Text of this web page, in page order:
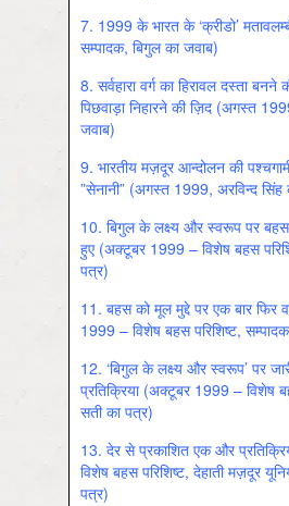
7. 1999 के भारत के ‘क्रीडो’
सम्पादक, बिगुल का जवाब)
8. सर्वहारा वर्ग का हिरावल दस्ता
पिछवाड़ा निहारने की ज़िद (अगस्त
जवाब)
9. भारतीय मज़दूर आन्दोलन की
”सेनानी” (अगस्त 1999, अरविन्द सिंह
10. बिगुल के लक्ष्य और स्वरूप पर
हुए (अक्टूबर 1999 – विशेष बहस
पत्र)
11. बहस को मूल मुद्दे पर एक बार फिर
1999 – विशेष बहस परिशिष्ट,
12. ‘बिगुल के लक्ष्य और स्वरूप’ पर
प्रतिक्रिया (अक्टूबर 1999 – विशेष
सती का पत्र)
13. देर से प्रकाशित एक और
विशेष बहस परिशिष्ट, देहाती मज़दूर
पत्र)